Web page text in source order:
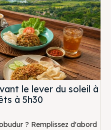
le lever du soleil à
à 5h30
? Remplissez d'abord